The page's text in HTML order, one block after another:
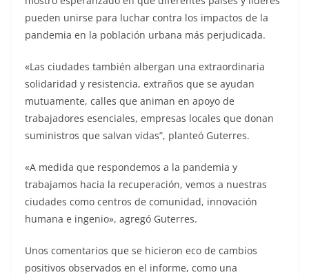
pueden unirse para luchar contra los impactos de la
pandemia en la población urbana más perjudicada.
«Las ciudades también albergan una extraordinaria
solidaridad y resistencia, extraños que se ayudan
mutuamente, calles que animan en apoyo de
trabajadores esenciales, empresas locales que donan
suministros que salvan vidas”, planteó Guterres.
«A medida que respondemos a la pandemia y
trabajamos hacia la recuperación, vemos a nuestras
ciudades como centros de comunidad, innovación
humana e ingenio», agregó Guterres.
Unos comentarios que se hicieron eco de cambios
positivos observados en el informe, como una